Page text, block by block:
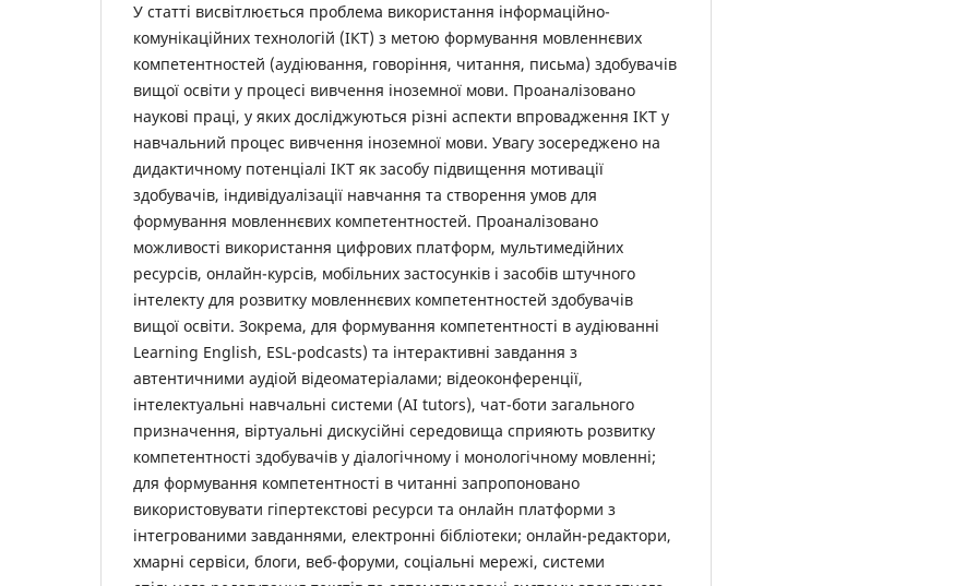
У статті висвітлюється проблема використання інформаційно-
комунікаційних технологій (ІКТ) з метою формування мовленнєвих
компетентностей (аудіювання, говоріння, читання, письма) здобувачів
вищої освіти у процесі вивчення іноземної мови. Проаналізовано
наукові праці, у яких досліджуються різні аспекти впровадження ІКТ у
навчальний процес вивчення іноземної мови. Увагу зосереджено на
дидактичному потенціалі ІКТ як засобу підвищення мотивації
здобувачів, індивідуалізації навчання та створення умов для
формування мовленнєвих компетентностей. Проаналізовано
можливості використання цифрових платформ, мультимедійних
ресурсів, онлайн-курсів, мобільних застосунків і засобів штучного
інтелекту для розвитку мовленнєвих компетентностей здобувачів
вищої освіти. Зокрема, для формування компетентності в аудіюванні
Learning English, ESL-podcasts) та інтерактивні завдання з
автентичними аудіой відеоматеріалами; відеоконференції,
інтелектуальні навчальні системи (AI tutors), чат-боти загального
призначення, віртуальні дискусійні середовища сприяють розвитку
компетентності здобувачів у діалогічному і монологічному мовленні;
для формування компетентності в читанні запропоновано
використовувати гіпертекстові ресурси та онлайн платформи з
інтегрованими завданнями, електронні бібліотеки; онлайн-редактори,
хмарні сервіси, блоги, веб-форуми, соціальні мережі, системи